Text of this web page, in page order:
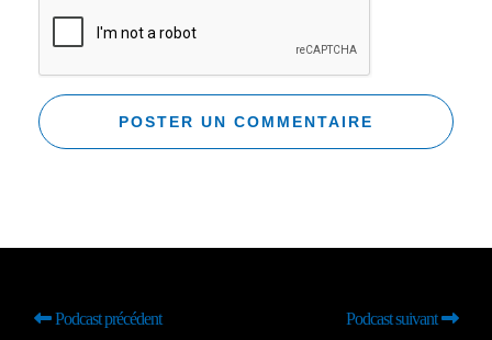
Podcast précédent Podcast suivant